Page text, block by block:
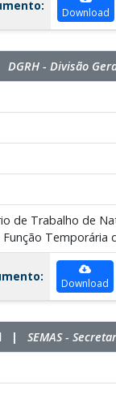
Download
DGRH - Divisão
de Trabalho de
Temporária
Download
| SEMAS -